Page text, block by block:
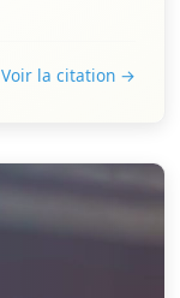
Voir la citation →